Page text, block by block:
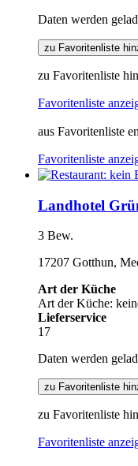
Daten werden
zu Favoritenliste
zu Favoritenliste
Favoritenliste
aus Favoritenliste
Favoritenliste
Landhotel
3 Bew.
17207 Gotthun,
Art der Küche
Art der Küche:
Lieferservice
17
Daten werden
zu Favoritenliste
zu Favoritenliste
Favoritenliste